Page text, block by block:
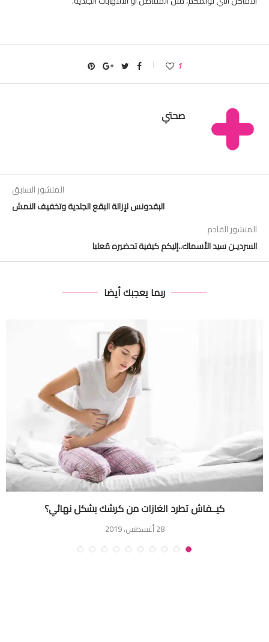
1
صحتي
المنشور السابق
البقدونس لإزالة البقع الجلدية وتخفيف النمش
المنشور القادم
السرديـن سيد الأسماك..إليكم كيفية تحضيره مُعلبا
ربما يعجبك أيضا
كيــفاش تطرد الغازات من كرشك بشكل نهائي؟
28 أغسطس، 2019